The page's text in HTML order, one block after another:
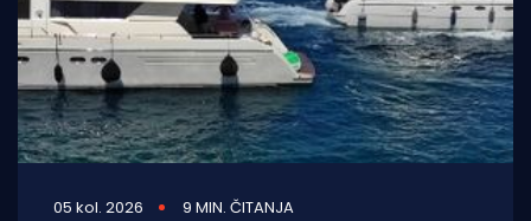
05 kol. 2026 9 MIN. ČITANJA